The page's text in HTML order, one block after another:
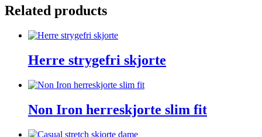
Related products
Herre strygefri skjorte
Non Iron herreskjorte slim fit